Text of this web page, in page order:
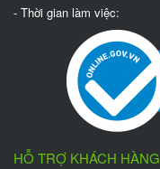
- Thời gian làm việc:
HỖ TRỢ KHÁCH HÀNG